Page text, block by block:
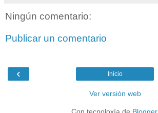
Ningún comentario:
Publicar un comentario
‹ Inicio
Ver versión web
Con tecnoloxía de Blogger.